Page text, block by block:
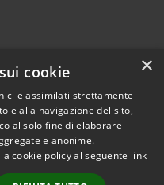
Copyright © 2026 • Comune di
Montorio al Vomano • Powered
×
cookie
e assimilati strettamente
e alla navigazione del sito,
al solo fine di elaborare
e anonime.
cookie policy al seguente link